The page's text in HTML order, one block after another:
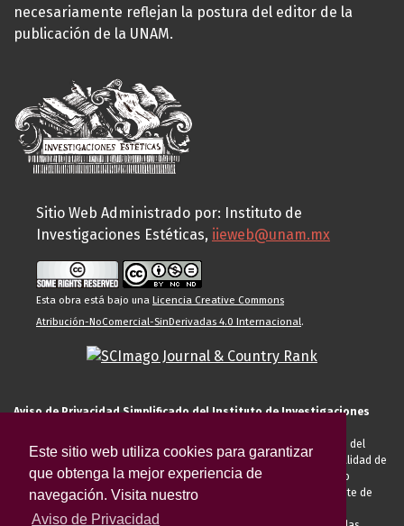
Este sitio web utiliza cookies para garantizar
que obtenga la mejor experiencia de
navegación. Visita nuestro
Aviso de Privacidad
necesariamente reflejan la postura del editor de la
publicación de la UNAM.
Sitio Web Administrado por: Instituto de
Investigaciones Estéticas, iieweb@unam.mx
Esta obra está bajo una Licencia Creative Commons
Atribución-NoComercial-SinDerivadas 4.0 Internacional.
Aviso de Privacidad Simplificado del Instituto de Investigaciones
El Instituto de Investigaciones Estéticas de la UNAM, es responsable del
tratamiento de sus datos personales para el registro de usted en calidad de
alumno, docente, personal de la entidad académica, conferencista o
invitado externo (nacional o extranjero), visitante, proveedor o cliente de